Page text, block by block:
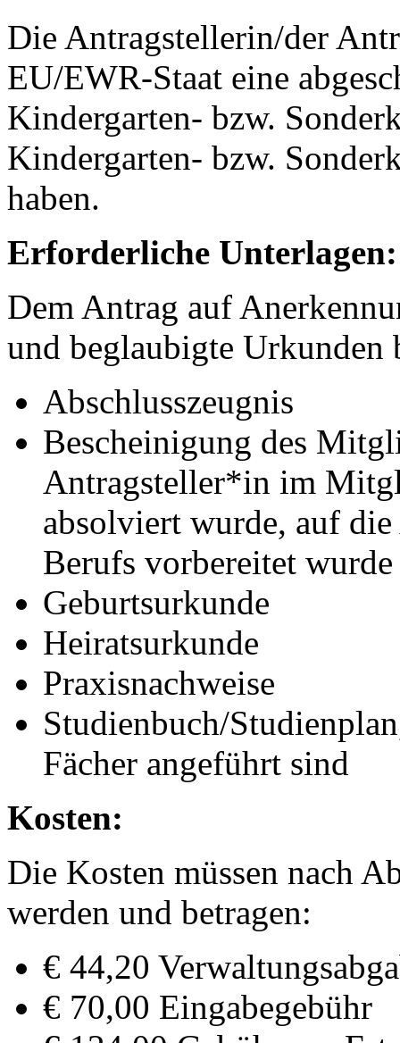
Die Antragstellerin/der
EU/EWR-Staat eine
Kindergarten- bzw.
Kindergarten- bzw.
haben.
Erforderliche Unterlagen:
Dem Antrag auf
und beglaubigte Urkunden
Abschlusszeugnis
Bescheinigung des
Antragsteller*in im
absolviert wurde, auf
Berufs vorbereitet wurde
Geburtsurkunde
Heiratsurkunde
Praxisnachweise
Studienbuch/
Fächer angeführt sind
Kosten:
Die Kosten müssen nach
werden und betragen:
€ 44,20
€ 70,00 Eingabegebühr